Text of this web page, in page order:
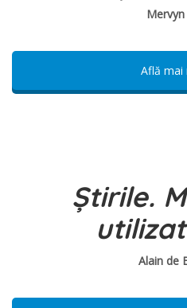
Află mai
Știrile.
Alain de